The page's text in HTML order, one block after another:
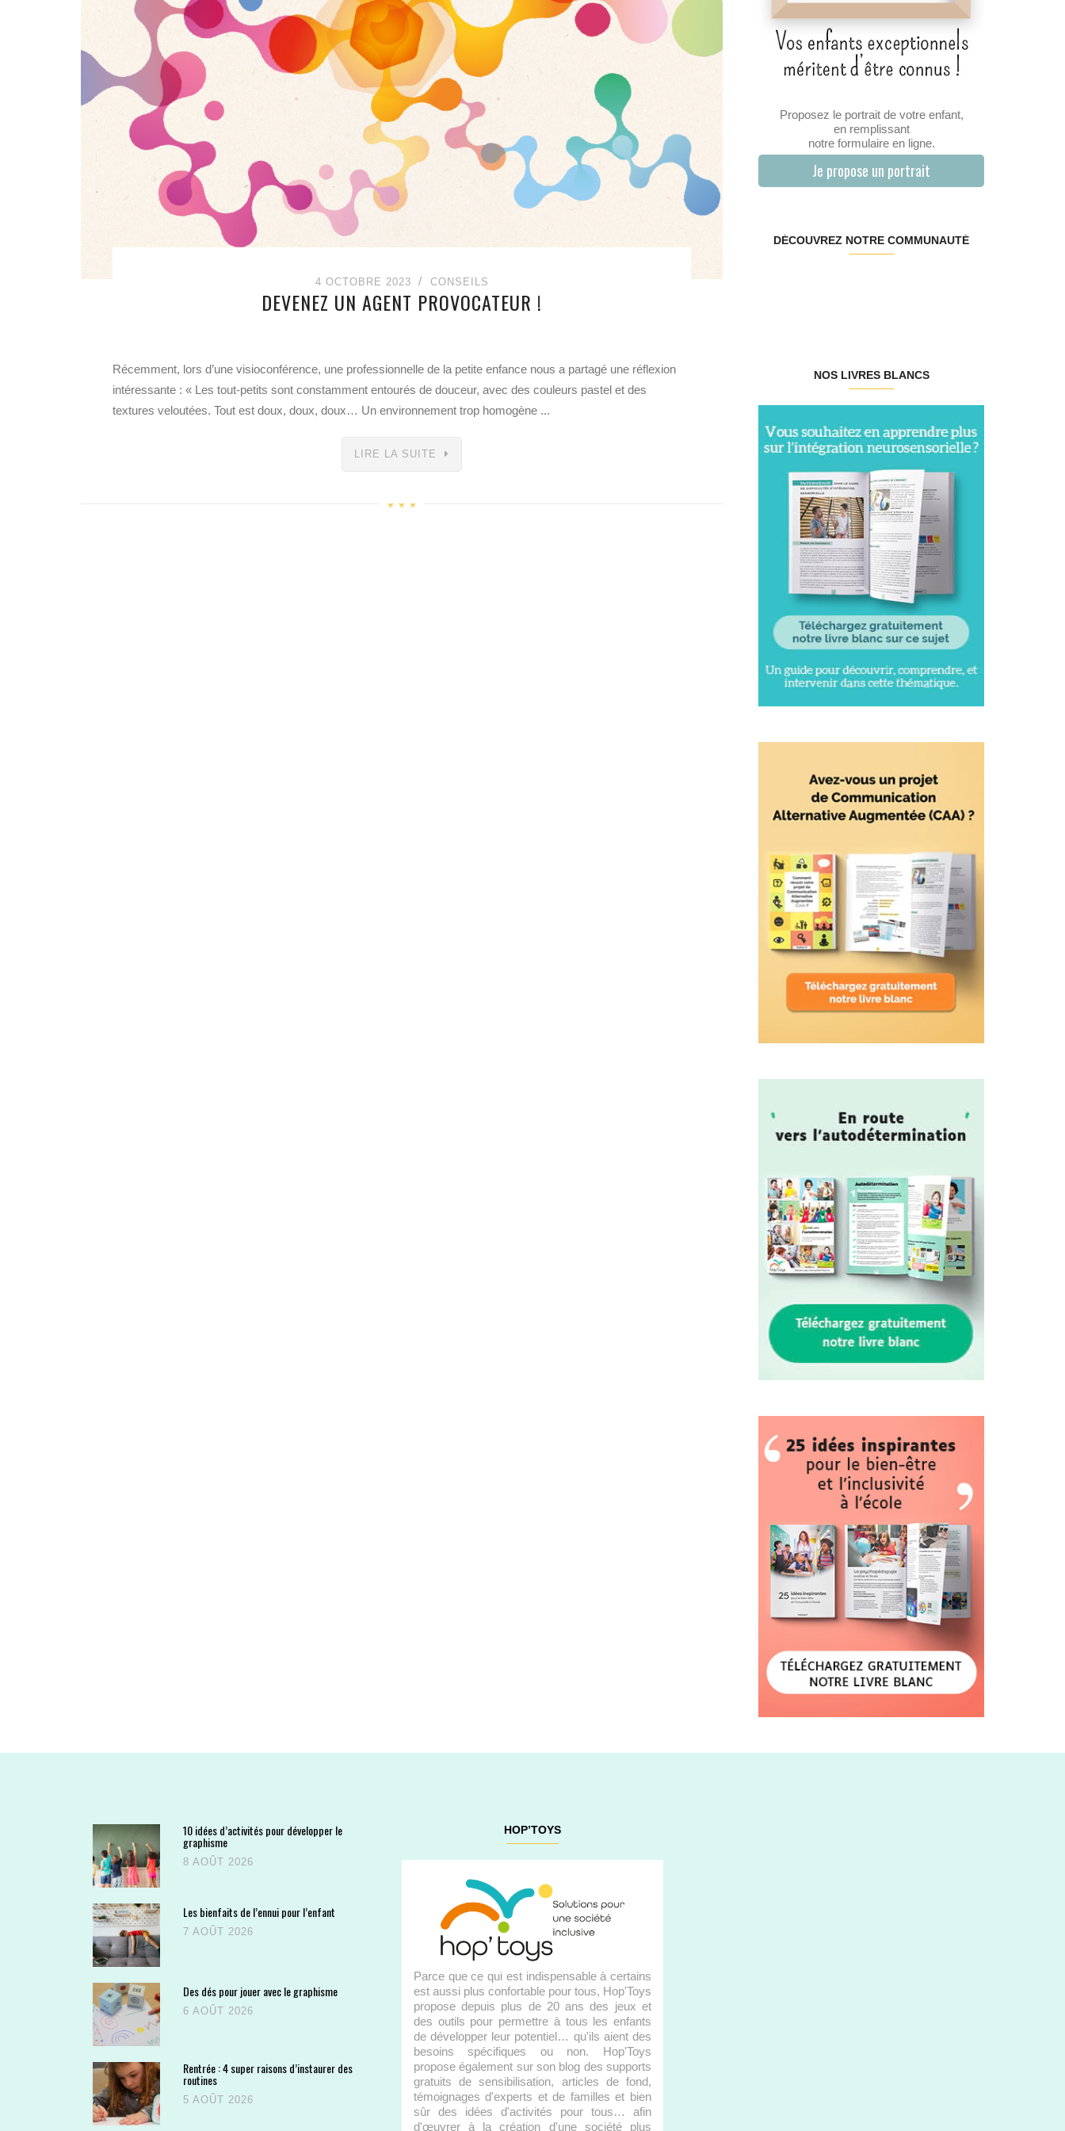
4 OCTOBRE 2023 CONSEILS
DEVENEZ UN AGENT PROVOCATEUR !
Récemment, lors d’une visioconférence, une professionnelle de la petite enfance nous a partagé une réflexion
intéressante : « Les tout-petits sont constamment entourés de douceur, avec des couleurs pastel et des
textures veloutées. Tout est doux, doux, doux… Un environnement trop homogène ...
LIRE LA SUITE
Proposez le portrait de votre enfant,
en remplissant
notre formulaire en ligne.
Je propose un portrait
DÉCOUVREZ NOTRE COMMUNAUTÉ
NOS LIVRES BLANCS
10 idées d’activités pour développer le
graphisme
8 AOÛT 2026
Les bienfaits de l’ennui pour l’enfant
7 AOÛT 2026
Des dés pour jouer avec le graphisme
6 AOÛT 2026
Rentrée : 4 super raisons d’instaurer des
routines
5 AOÛT 2026
HOP’TOYS
Parce que ce qui est indispensable à certains
est aussi plus confortable pour tous, Hop'Toys
propose depuis plus de 20 ans des jeux et
des outils pour permettre à tous les enfants
de développer leur potentiel… qu'ils aient des
besoins spécifiques ou non. Hop'Toys
propose également sur son blog des supports
gratuits de sensibilisation, articles de fond,
témoignages d'experts et de familles et bien
sûr des idées d'activités pour tous… afin
d'œuvrer à la création d'une société plus